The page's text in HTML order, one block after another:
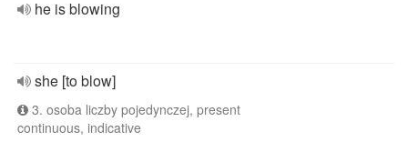
he is blowing
she [to blow]
3. osoba liczby pojedynczej, present
continuous, indicative